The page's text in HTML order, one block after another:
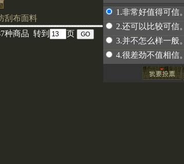
按时发货,如果您使用银行汇款，请先联系
刘小姐后再汇款(86010)66172489
赤兔专卖
刮布面料
种商品 转到 页
1.非常好值得可信。
2.还可以比较可信。
3.并不怎么样一般。
4.很差劲不值相信。